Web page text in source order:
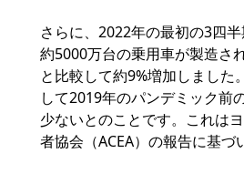
さらに、2022年の最初の3四
約5000万台の乗用車が製造さ
と比較して約9%増加しました
して2019年のパンデミック前
少ないとのことです。これは
者協会（ACEA）の報告に基づ